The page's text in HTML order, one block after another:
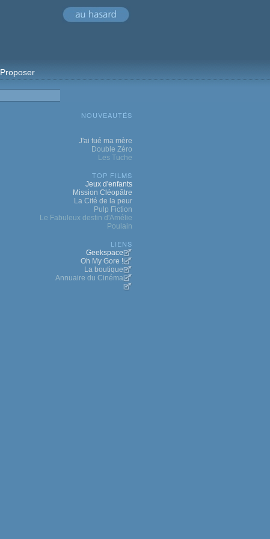
Proposer
NOUVEAUTÉS
J'ai tué ma mère
Double Zéro
Les Tuche
TOP FILMS
Jeux d'enfants
Mission Cléopâtre
La Cité de la peur
Pulp Fiction
Le Fabuleux destin d'Amélie
Poulain
LIENS
Geekspace
Oh My Gore !
La boutique
Annuaire du Cinéma